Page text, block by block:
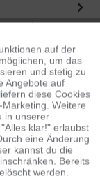
mehr
Aktiv
Inaktiv
Inaktiv
Inaktiv
auf der
um das
und stetig zu
Angebote auf
diese Cookies
Weitere
in unserer
klar!" erlaubst
eine Änderung
kannst du die
Bereits
werden.